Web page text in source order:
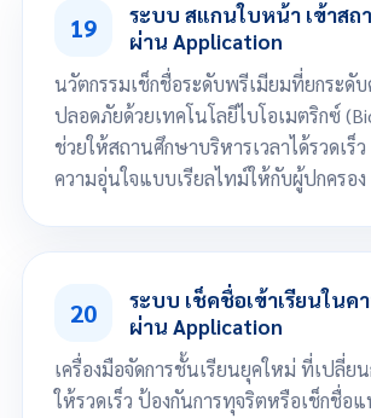
มีการแจ้งเตือนไปยัง Application ของผู้ปกครองแบบ
19
ระบบ สแกนใบหน้า เข้าสถ
ผ่าน Application
นวัตกรรมเช็กชื่อระดับพรีเมียมที่ยกระดับ
ปลอดภัยด้วยเทคโนโลยีไบโอเมตริกซ์
ช่วยให้สถานศึกษาบริหารเวลาได้รวดเร็ว
ความอุ่นใจแบบเรียลไทม์ให้กับผู้ปกครอง
นักเรียน/บุคลากรสแกนใบหน้า ผ่าน Application ณ จุด
บันทึกเวลาเข้าสถานศึกษา
มีการแจ้งเตือนไปยัง Application ของผู้ปกครองแบบ
20
ระบบ เช็คชื่อเข้าเรียนในค
ผ่าน Application
เครื่องมือจัดการชั้นเรียนยุคใหม่ ที่เปลี่ย
ให้รวดเร็ว ป้องกันการทุจริตหรือเช็กชื่อ